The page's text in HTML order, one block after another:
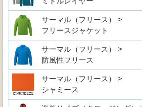
サーマル（フリース） >
フリースジャケット
サーマル（フリース） >
防風性フリース
サーマル（フリース） >
シャミース